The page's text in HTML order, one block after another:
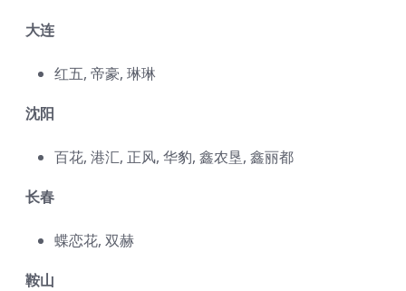
大连
红五, 帝豪, 琳琳
沈阳
百花, 港汇, 正风, 华豹, 鑫农垦, 鑫丽都
长春
蝶恋花, 双赫
鞍山